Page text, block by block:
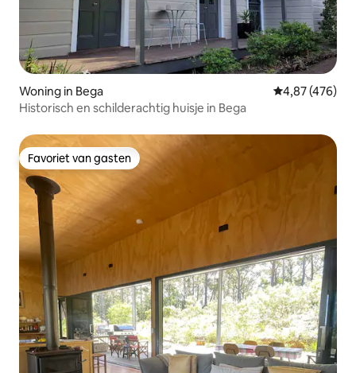
Woning in Bega Gemiddelde
4,87 (476)
Historisch en schilderachtig huisje in Bega
Favoriet van gasten
Favoriet van gasten